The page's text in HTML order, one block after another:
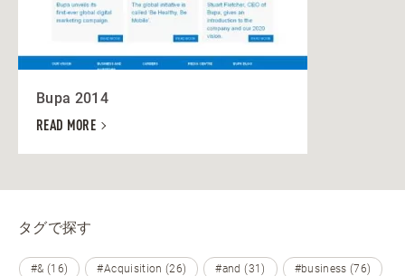
Bupa 2014
READ MORE
タグで探す
#& (16) #Acquisition (26) #and (31) #business (76)